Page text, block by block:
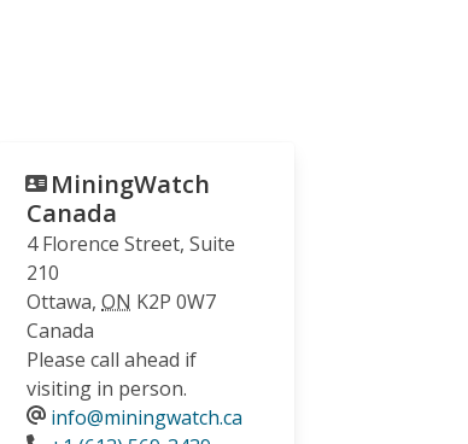
MiningWatch
Canada
4 Florence Street, Suite
210
Ottawa, ON K2P 0W7
Canada
Please call ahead if
visiting in person.
info@miningwatch.ca